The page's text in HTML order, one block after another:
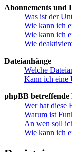
Abonnements und
Was ist der
Wie kann ich
Wie kann ich
Wie
Dateianhänge
Welche
Kann ich eine
phpBB betreffende
Wer hat diese
Warum ist
An wen soll
Wie kann ich